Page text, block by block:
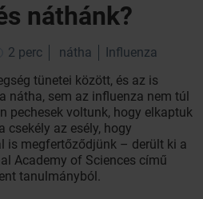
náthánk?
2 perc nátha
Influenza
tünetei között, és az is
nátha, sem az influenza nem túl
pechesek voltunk, hogy elkaptuk
csekély az esély, hogy
is megfertőződjünk – derült ki a
Academy of Sciences című
tanulmányból.